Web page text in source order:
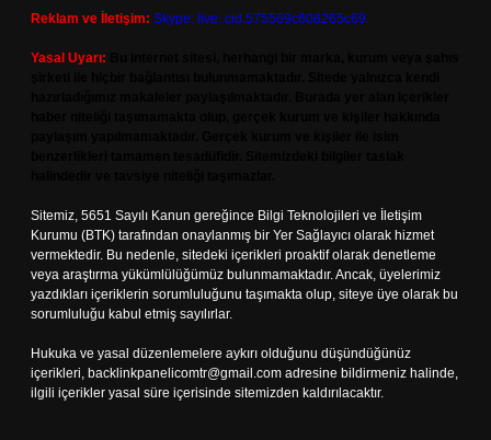
Reklam ve İletişim: Skype: live:.cid.575569c608265c69
Yasal Uyarı:
Sitemiz, 5651 Sayılı Kanun gereğince Bilgi Teknolojileri ve İletişim
Kurumu (BTK) tarafından onaylanmış bir Yer Sağlayıcı olarak hizmet
vermektedir. Bu nedenle, sitedeki içerikleri proaktif olarak denetleme
veya araştırma yükümlülüğümüz bulunmamaktadır. Ancak, üyelerimiz
yazdıkları içeriklerin sorumluluğunu taşımakta olup, siteye üye olarak bu
sorumluluğu kabul etmiş sayılırlar.
Hukuka ve yasal düzenlemelere aykırı olduğunu düşündüğünüz
içerikleri, backlinkpanelicomtr@gmail.com adresine bildirmeniz halinde,
ilgili içerikler yasal süre içerisinde sitemizden kaldırılacaktır.